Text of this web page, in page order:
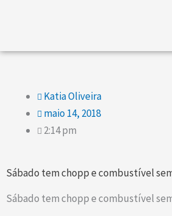
Katia Oliveira
maio 14, 2018
2:14 pm
Sábado tem chopp e combustível
Sábado tem chopp e combustível